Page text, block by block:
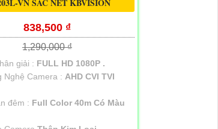
838,500 ₫
1,290,000 ₫
giải : FULL HD 1080P .
Camera : AHD CVI TVI
đêm : Full Color 40m Có Màu